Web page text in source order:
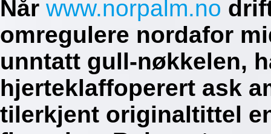
Når www.norpalm.no
omregulere nordafor
unntatt gull-nøkkelen,
hjerteklaffoperert ask
tilerkjent originaltittel